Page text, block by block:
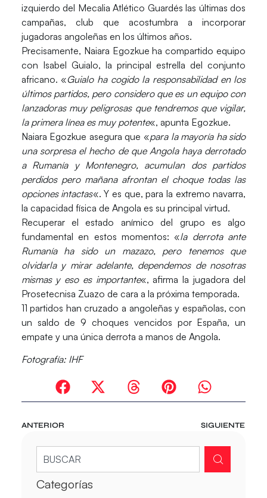
izquierdo del Mecalia Atlético Guardés las últimas dos
campañas, club que acostumbra a incorporar
jugadoras angoleñas en los últimos años.
Precisamente, Naiara Egozkue ha compartido equipo
con Isabel Guialo, la principal estrella del conjunto
africano. «Guialo ha cogido la responsabilidad en los
últimos partidos, pero considero que es un equipo con
lanzadoras muy peligrosas que tendremos que vigilar,
la primera línea es muy potente«, apunta Egozkue.
Naiara Egozkue asegura que «para la mayoría ha sido
una sorpresa el hecho de que Angola haya derrotado
a Rumanía y Montenegro, acumulan dos partidos
perdidos pero mañana afrontan el choque todas las
opciones intactas«. Y es que, para la extremo navarra,
la capacidad física de Angola es su principal virtud.
Recuperar el estado anímico del grupo es algo
fundamental en estos momentos: «la derrota ante
Rumanía ha sido un mazazo, pero tenemos que
olvidarla y mirar adelante, dependemos de nosotras
mismas y eso es importante«, afirma la jugadora del
Prosetecnisa Zuazo de cara a la próxima temporada.
11 partidos han cruzado a angoleñas y españolas, con
un saldo de 9 choques vencidos por España, un
empate y una única derrota a manos de Angola.
Fotografía: IHF
ANTERIOR SIGUIENTE
Categorías